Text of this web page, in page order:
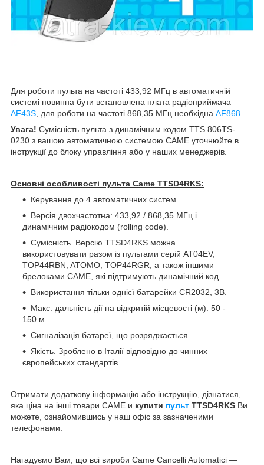
Для роботи пульта на частоті 433,92 МГц в автоматичній
системі повинна бути встановлена плата радіоприймача
AF43S , для роботи на частоті 868,35 МГц необхідна AF868
Увага! Сумісність пульта з динамічним кодом TTS 806TS-
0230 з вашою автоматичною системою САМЕ уточнюйте в
інструкції до блоку управління або у наших менеджерів.
Основні особливості пульта Came TTSD4RKS:
Керування до 4 автоматичних систем.
Версія двохчастотна: 433,92 / 868,35 МГц і
динамічним радіокодом (rolling code).
Сумісність. Версію TTSD4RKS можна
використовувати разом із пультами серій AT04EV,
TOP44RBN, ATOMO, TOP44RGR, а також іншими
брелоками CAME, які підтримують динамічний код.
Використання тільки однієї батарейки CR2032, 3В.
Макс. дальність дії на відкритій місцевості (м): 50 -
150 м
Сигналізація батареї, що розряджається.
Якість. Зроблено в Італії відповідно до чинних
європейських стандартів.
Отримати додаткову інформацію або інструкцію, дізнатися,
яка ціна на інші товари CAME и купити пульт TTSD4RKS Ви
можете, ознайомившись у наш офіс за зазначеними
телефонами.
Нагадуємо Вам, що всі вироби Came Cancelli Automatici —